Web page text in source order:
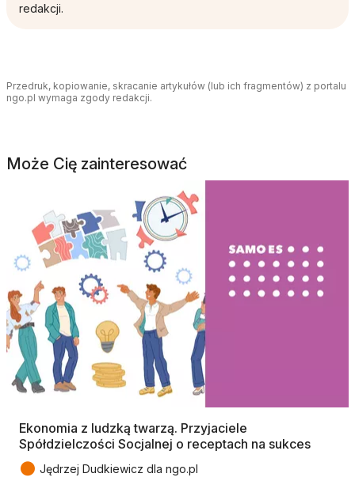
redakcji.
Przedruk, kopiowanie, skracanie artykułów (lub ich fragmentów) z portalu
ngo.pl wymaga zgody redakcji.
Może Cię zainteresować
Ekonomia z ludzką twarzą. Przyjaciele
Spółdzielczości Socjalnej o receptach na sukces
● Jędrzej Dudkiewicz dla ngo.pl